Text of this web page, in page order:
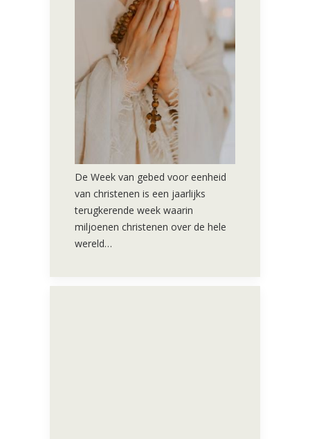
De Week van gebed voor eenheid
van christenen is een jaarlijks
terugkerende week waarin
miljoenen christenen over de hele
wereld…